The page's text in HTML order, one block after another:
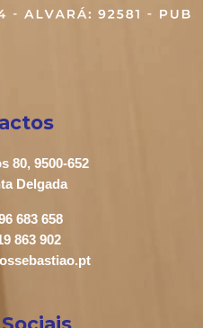
80, 9500-652
Delgada
683 658
863 902